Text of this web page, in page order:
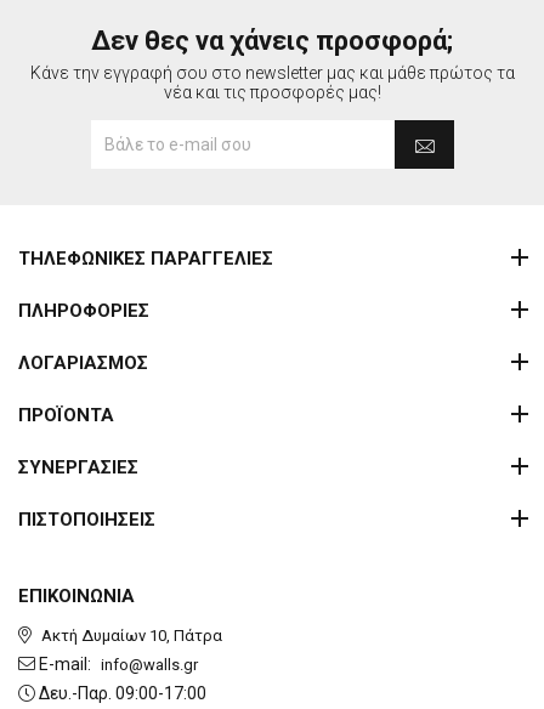
Δεν θες να χάνεις προσφορά;
Κάνε την εγγραφή σου στο newsletter μας και μάθε πρώτος τα
νέα και τις προσφορές μας!
ΕΠΙΚΟΙΝΩΝΙΑ
Ακτή Δυμαίων 10, Πάτρα
E-mail: info@walls.gr
Δευ.-Παρ. 09:00-17:00
ΤΗΛΕΦΩΝΙΚΕΣ ΠΑΡΑΓΓΕΛΙΕΣ
ΠΛΗΡΟΦΟΡΙΕΣ
ΛΟΓΑΡΙΑΣΜΟΣ
ΠΡΟΪΟΝΤΑ
ΣΥΝΕΡΓΑΣΙΕΣ
ΠΙΣΤΟΠΟΙΗΣΕΙΣ